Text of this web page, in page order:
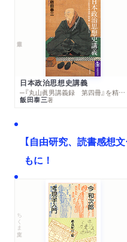
日本政治思想史講義
─『丸山眞男講義録 第四冊』を精読する
飯田泰三著
【自由研究、読書感想
もに！
ちくま文庫